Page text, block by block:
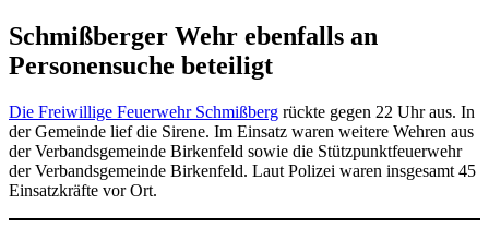
Schmißberger Wehr ebenfalls an
Personensuche beteiligt
Die Freiwillige Feuerwehr Schmißberg rückte gegen 22 Uhr aus. In
der Gemeinde lief die Sirene. Im Einsatz waren weitere Wehren aus
der Verbandsgemeinde Birkenfeld sowie die Stützpunktfeuerwehr
der Verbandsgemeinde Birkenfeld. Laut Polizei waren insgesamt 45
Einsatzkräfte vor Ort.